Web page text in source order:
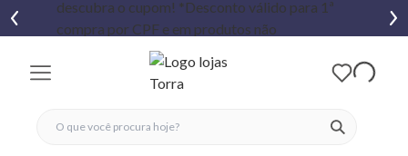
ver
fechar menu
fechar menu
favoritos